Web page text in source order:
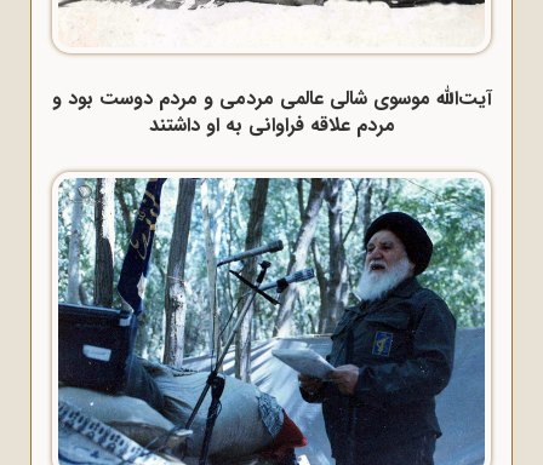
آیت‌الله موسوی شالی عالمی مردمی و مردم دوست بود و
مردم علاقه فراوانی به او داشتند